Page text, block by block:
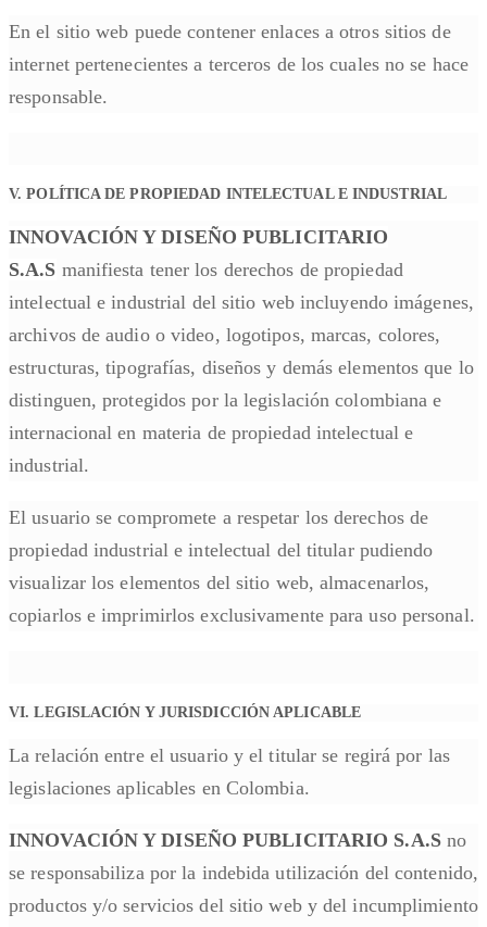
En el sitio web puede contener enlaces a otros sitios de
internet pertenecientes a terceros de los cuales no se hace
responsable.
V. POLÍTICA DE PROPIEDAD INTELECTUAL E INDUSTRIAL
INNOVACIÓN Y DISEÑO PUBLICITARIO
S.A.S manifiesta tener los derechos de propiedad
intelectual e industrial del sitio web incluyendo imágenes,
archivos de audio o video, logotipos, marcas, colores,
estructuras, tipografías, diseños y demás elementos que lo
distinguen, protegidos por la legislación colombiana e
internacional en materia de propiedad intelectual e
industrial.
El usuario se compromete a respetar los derechos de
propiedad industrial e intelectual del titular pudiendo
visualizar los elementos del sitio web, almacenarlos,
copiarlos e imprimirlos exclusivamente para uso personal.
VI. LEGISLACIÓN Y JURISDICCIÓN APLICABLE
La relación entre el usuario y el titular se regirá por las
legislaciones aplicables en Colombia.
INNOVACIÓN Y DISEÑO PUBLICITARIO S.A.Sno
se responsabiliza por la indebida utilización del contenido,
productos y/o servicios del sitio web y del incumplimiento